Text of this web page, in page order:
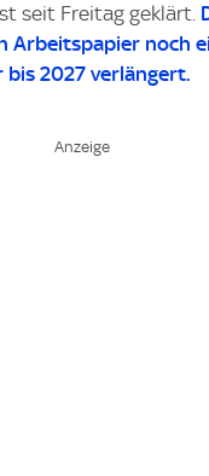
seit Freitag geklärt.
Arbeitspapier noch
bis 2027 verlängert.